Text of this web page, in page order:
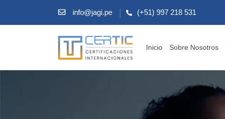
info@jagi.pe (+51) 997 218 531
Inicio Sobre Nosotros